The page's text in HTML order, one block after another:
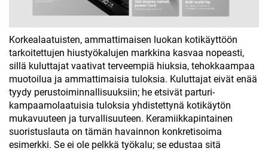
Korkealaatuisten, ammattimaisen luokan kotikäyttöön
tarkoitettujen hiustyökalujen markkina kasvaa nopeasti,
sillä kuluttajat vaativat terveempiä hiuksia, tehokkaampaa
muotoilua ja ammattimaisia tuloksia. Kuluttajat eivät enää
tyydy perustoiminnallisuuksiin; he etsivät parturi-
kampaamolaatuisia tuloksia yhdistettynä kotikäytön
mukavuuteen ja turvallisuuteen. Keramiikkapintainen
suoristuslauta on tämän havainnon konkretisoima
esimerkki. Se ei ole pelkkä työkalu; se edustaa sitä